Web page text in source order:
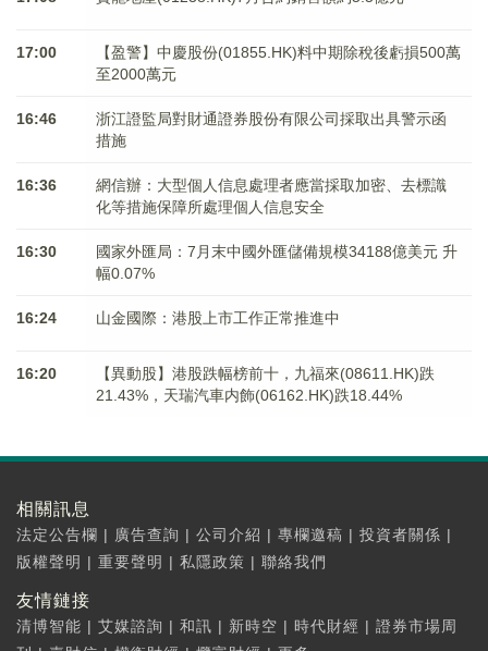
17:00
【盈警】中慶股份(01855.HK)料中期除稅後虧損500萬
至2000萬元
16:46
浙江證監局對財通證券股份有限公司採取出具警示函
措施
16:36
網信辦：大型個人信息處理者應當採取加密、去標識
化等措施保障所處理個人信息安全
16:30
國家外匯局：7月末中國外匯儲備規模34188億美元 升
幅0.07%
16:24 山金國際：港股上市工作正常推進中
16:20
【異動股】港股跌幅榜前十，九福來(08611.HK)跌
21.43%，天瑞汽車内飾(06162.HK)跌18.44%
相關訊息
法定公告欄 | 廣告查詢 | 公司介紹 | 專欄邀稿 | 投資者關係 |
版權聲明 | 重要聲明 | 私隱政策 | 聯絡我們
友情鏈接
清博智能 | 艾媒諮詢 | 和訊 | 新時空 | 時代財經 | 證券市場周